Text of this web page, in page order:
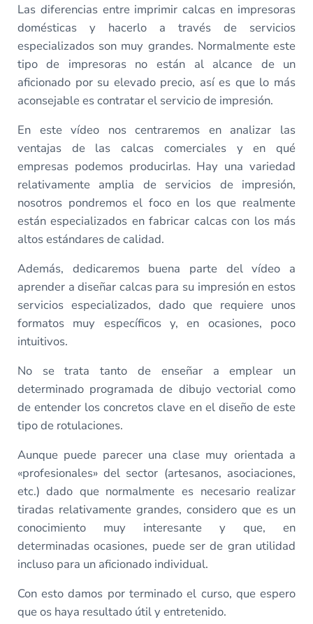
Las diferencias entre imprimir calcas en impresoras
domésticas y hacerlo a través de servicios
especializados son muy grandes. Normalmente este
tipo de impresoras no están al alcance de un
aficionado por su elevado precio, así es que lo más
aconsejable es contratar el servicio de impresión.
En este vídeo nos centraremos en analizar las
ventajas de las calcas comerciales y en qué
empresas podemos producirlas. Hay una variedad
relativamente amplia de servicios de impresión,
nosotros pondremos el foco en los que realmente
están especializados en fabricar calcas con los más
altos estándares de calidad.
Además, dedicaremos buena parte del vídeo a
aprender a diseñar calcas para su impresión en estos
servicios especializados, dado que requiere unos
formatos muy específicos y, en ocasiones, poco
intuitivos.
No se trata tanto de enseñar a emplear un
determinado programada de dibujo vectorial como
de entender los concretos clave en el diseño de este
tipo de rotulaciones.
Aunque puede parecer una clase muy orientada a
«profesionales» del sector (artesanos, asociaciones,
etc.) dado que normalmente es necesario realizar
tiradas relativamente grandes, considero que es un
conocimiento muy interesante y que, en
determinadas ocasiones, puede ser de gran utilidad
incluso para un aficionado individual.
Con esto damos por terminado el curso, que espero
que os haya resultado útil y entretenido.